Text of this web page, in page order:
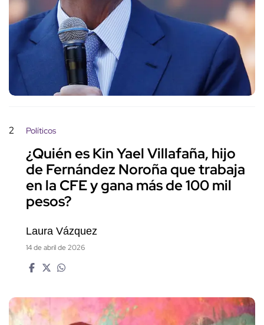
2 Políticos
¿Quién es Kin Yael Villafaña, hijo
de Fernández Noroña que trabaja
en la CFE y gana más de 100 mil
pesos?
Laura Vázquez
14 de abril de 2026